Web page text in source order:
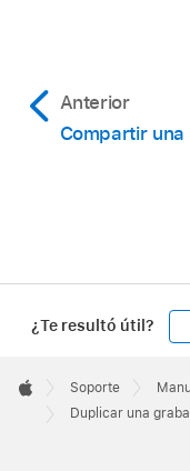
Anterior
Compartir
¿Te resultó útil?
Footer

Apple
Soporte
Duplicar una